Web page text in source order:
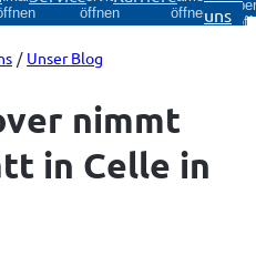
öffnen
öffnenuns
Unser Blog
nimmt
in Celle in